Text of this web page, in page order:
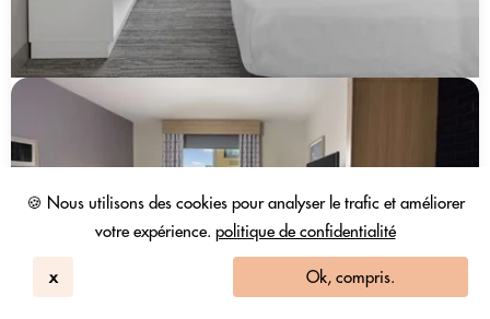
🍪 Nous utilisons des cookies pour analyser le trafic et améliorer
votre expérience. politique de confidentialité
x Ok, compris.